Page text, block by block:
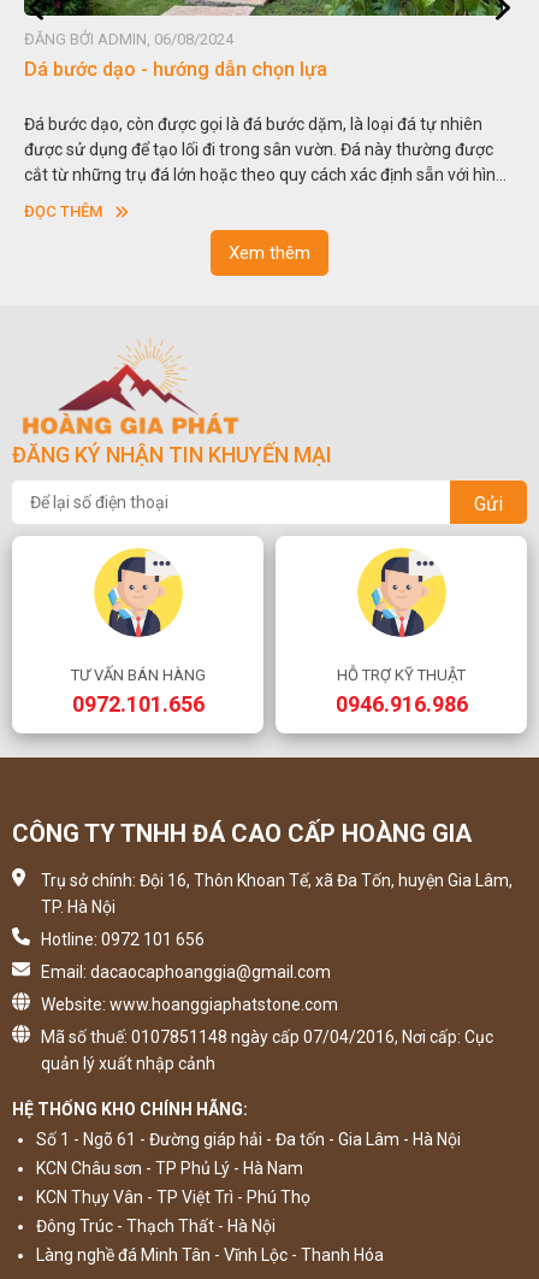
ĐĂNG BỞI ADMIN, 06/08/2024
Đá non bộ - cách lựa chọn non bộ đẹp
Hòn non bộ được biết đến là một nghệ thuật xây dựng, sắp đặt,
thu nhỏ, đưa mô hình những ngọn núi to lớn ngoài tự nhiên vào
trong các vườn cảnh. Hay nói một cách khác, người ta gọi là “giả
sơn”. Nghệ thuật hòn non bộ nhằm phục vụ cho mục đích thưởng
ĐỌC THÊM
Xem thêm
ĐĂNG KÝ NHẬN TIN KHUYẾN MẠI
Gửi
TƯ VẤN BÁN HÀNG
0972.101.656
HỖ TRỢ KỸ THUẬT
0946.916.986
CÔNG TY TNHH ĐÁ CAO CẤP HOÀNG GIA
Trụ sở chính: Đội 16, Thôn Khoan Tế, xã Đa Tốn, huyện Gia Lâm,
TP. Hà Nội
Hotline: 0972 101 656
Email: dacaocaphoanggia@gmail.com
Website: www.hoanggiaphatstone.com
Mã số thuế: 0107851148 ngày cấp 07/04/2016, Nơi cấp: Cục
quản lý xuất nhập cảnh
HỆ THỐNG KHO CHÍNH HÃNG:
Số 1 - Ngõ 61 - Đường giáp hải - Đa tốn - Gia Lâm - Hà Nội
KCN Châu sơn - TP Phủ Lý - Hà Nam
KCN Thụy Vân - TP Việt Trì - Phú Thọ
Đông Trúc - Thạch Thất - Hà Nội
Làng nghề đá Minh Tân - Vĩnh Lộc - Thanh Hóa